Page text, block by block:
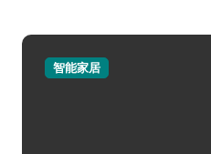
智能家居